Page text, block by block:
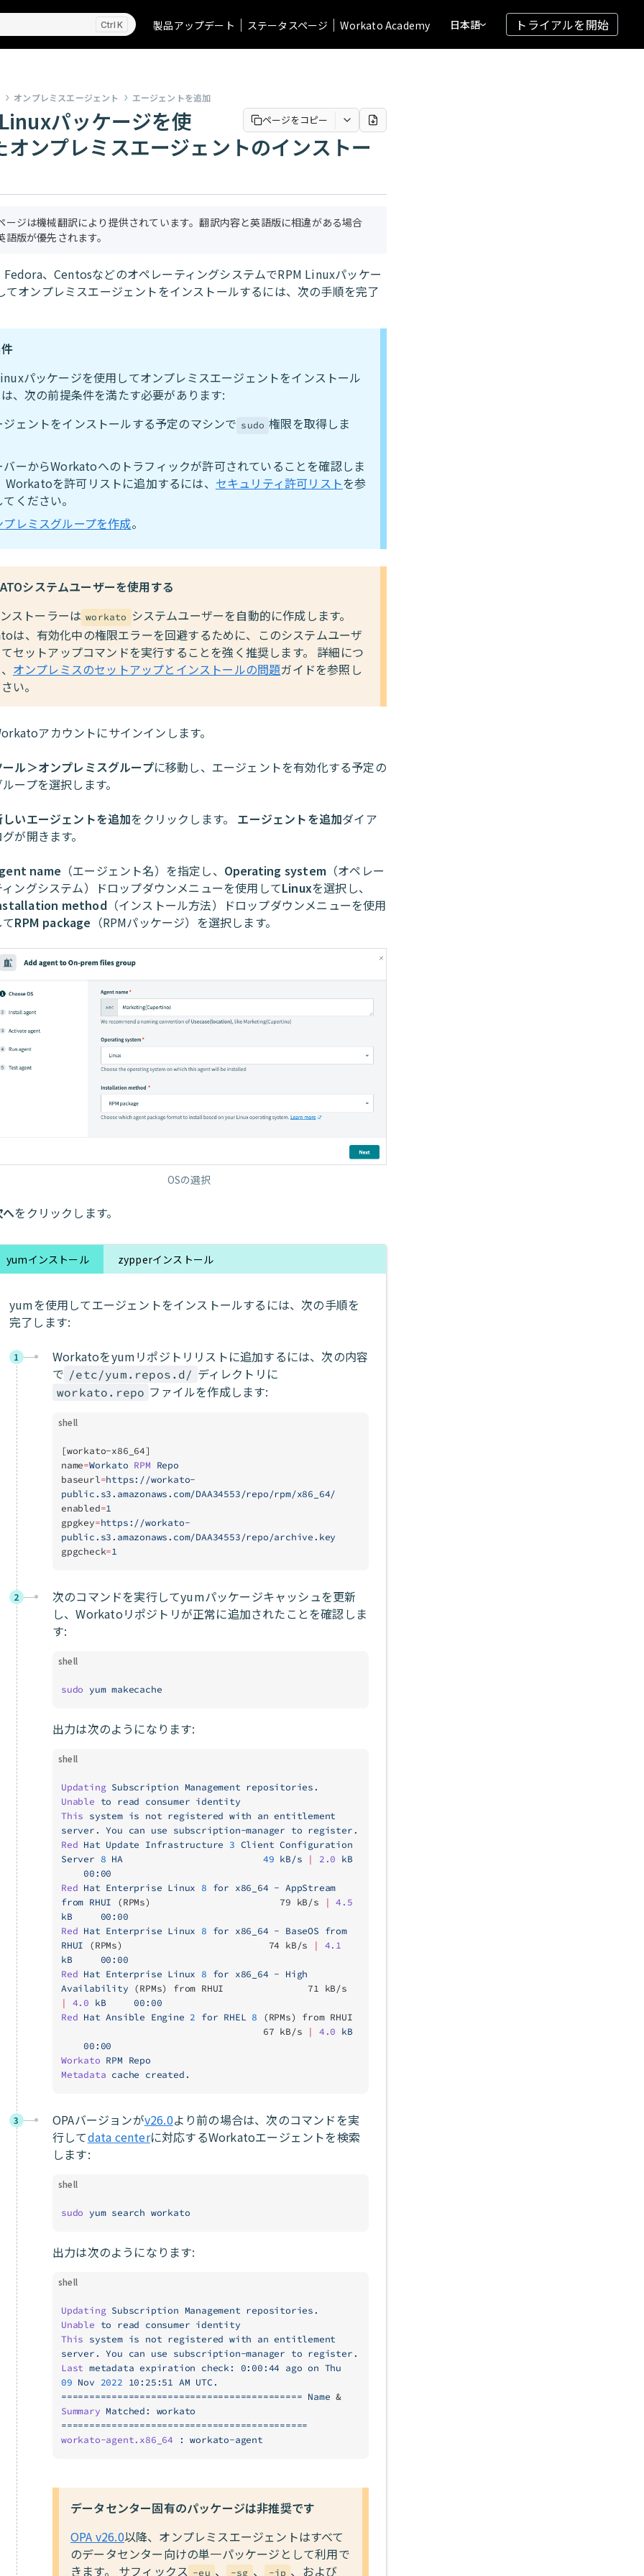
K 製品アップデート ステータスページ Workato Academy 日本語 トライアルを開始
オンプレミスエージェント エージェントを追加
パッケージを使
オンプレミスエージェントのインストー
ージは機械翻訳により提供されています。翻訳内容と英語版に相違がある場合
語版が優先されます。
ページをコピー
、CentosなどのオペレーティングシステムでRPM Linuxパッケー
てオンプレミスエージェントをインストールするには、次の手順を完了
パッケージを使用してオンプレミスエージェントをインストール
、次の前提条件を満たす必要があります:
ジェントをインストールする予定のマシンで sudo 権限を取得しま
バーからWorkatoへのトラフィックが許可されていることを確認しま
Workatoを許可リストに追加するには、 セキュリティ許可リストを参
ください。
プレミスグループを作成。
システムユーザーを使用する
ストーラーは workato システムユーザーを自動的に作成します。
は、有効化中の権限エラーを回避するために、このシステムユーザ
セットアップコマンドを実行することを強く推奨します。 詳細につ
オンプレミスのセットアップとインストールの問題ガイドを参照し
い。
アカウントにサインインします。
ール＞オンプレミスグループに移動し、エージェントを有効化する予定の
ープを選択します。
いエージェントを追加をクリックします。 エージェントを追加ダイア
グが開きます。
name （エージェント名）を指定し、 Operating system （オペレー
ィングシステム）ドロップダウンメニューを使用してLinuxを選択し、
method（インストール方法）ドロップダウンメニューを使用
てRPM package （RPMパッケージ）を選択します。
OSの選択
をクリックします。
yumインストール zypperインストール
yumを使用してエージェントをインストールするには、次の手順を
完了します:
1
Workatoをyumリポジトリリストに追加するには、次の内容
で /etc/yum.repos.d/ ディレクトリに
workato.repo ファイルを作成します:
shell
[workato-x86_64]
name=Workato RPM Repo
baseurl=https://workato-
public.s3.amazonaws.com/DAA34553/repo/rpm/x86_64/
enabled=1
gpgkey=https://workato-
public.s3.amazonaws.com/DAA34553/repo/archive.key
gpgcheck=1
2
次のコマンドを実行してyumパッケージキャッシュを更新
し、Workatoリポジトリが正常に追加されたことを確認しま
す:
shell
sudo yum makecache
出力は次のようになります:
shell
Updating Subscription Management repositories.
Unable to read consumer identity
This system is not registered with an entitlement
server. You can use subscription-manager to register.
Red Hat Update Infrastructure 3 Client Configuration
Server 8 HA
                         49
kB/s | 2.0 kB
    00:00
Red Hat Enterprise Linux 8 for x86_64 - AppStream
from RHUI (RPMs)                       79 kB/s | 4.5
kB
     00:00
Red Hat Enterprise Linux 8 for x86_64 - BaseOS from
RHUI (RPMs)                          74 kB/s |
4.1
kB
     00:00
Red Hat Enterprise Linux 8 for x86_64 - High
Availability (RPMs) from RHUI               71 kB/s
|
4.0 kB
     00:00
Red Hat Ansible Engine 2 for RHEL 8 (RPMs) from RHUI
                                    67 kB/s
| 4.0 kB
    00:00
Workato RPM Repo
Metadata cache created.
3 OPAバージョンがv26.0より前の場合は、次のコマンドを実
行してdata centerに対応するWorkatoエージェントを検索
します:
shell
sudo yum search workato
出力は次のようになります:
shell
Updating Subscription Management repositories.
Unable to read consumer identity
This system is not registered with an entitlement
server. You can use subscription-manager to register.
Last metadata expiration check: 0:00:44 ago on Thu
09 Nov 2022 10:25:51 AM UTC.
=========================================== Name &
Summary Matched:
workato
============================================
workato-agent.x86_64 : workato-agent
データセンター固有のパッケージは非推奨です
OPA v26.0以降、オンプレミスエージェントはすべて
のデータセンター向けの単一パッケージとして利用で
きます。 サフィックス -eu 、 -sg 、 -jp 、および